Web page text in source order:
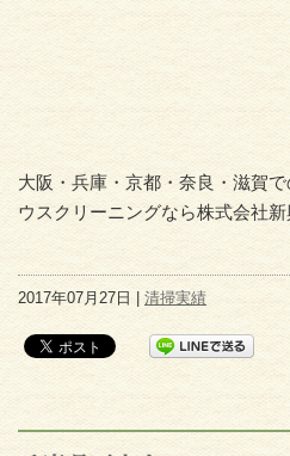
大阪・兵庫・京都・奈良・滋賀
ウスクリーニングなら株式会社新
2017年07月27日 |清掃実績